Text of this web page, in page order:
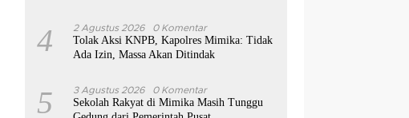
4 2 Agustus 2026 0 Komentar
Tolak Aksi KNPB, Kapolres Mimika: Tidak
Ada Izin, Massa Akan Ditindak
5 3 Agustus 2026 0 Komentar
Sekolah Rakyat di Mimika Masih Tunggu